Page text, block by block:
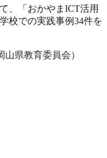
、「おかやま ICT活用
校での実践事例34件を
県教育委員会）